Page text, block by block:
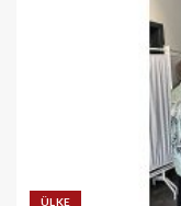
ÜLKE